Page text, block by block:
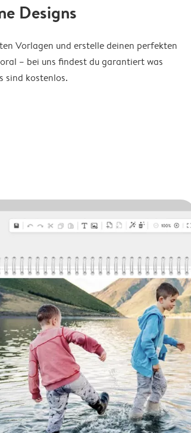
Designs
Vorlagen und erstelle deinen perfekten
– bei uns findest du garantiert was
sind kostenlos.